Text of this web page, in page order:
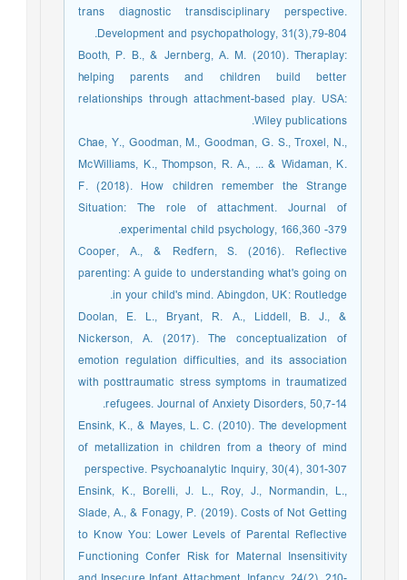
trans diagnostic transdisciplinary perspective.
Development and psychopathology, 31(3),79-804.
Booth, P. B., & Jernberg, A. M. (2010). Theraplay:
helping parents and children build better
relationships through attachment-based play. USA:
Wiley publications.
Chae, Y., Goodman, M., Goodman, G. S., Troxel, N.,
McWilliams, K., Thompson, R. A., ... & Widaman, K.
F. (2018). How children remember the Strange
Situation: The role of attachment. Journal of
experimental child psychology, 166,360 -379.
Cooper, A., & Redfern, S. (2016). Reflective
parenting: A guide to understanding what's going on
in your child's mind. Abingdon, UK: Routledge.
Doolan, E. L., Bryant, R. A., Liddell, B. J., &
Nickerson, A. (2017). The conceptualization of
emotion regulation difficulties, and its association
with posttraumatic stress symptoms in traumatized
refugees. Journal of Anxiety Disorders, 50,7-14.
Ensink, K., & Mayes, L. C. (2010). The development
of metallization in children from a theory of mind
perspective. Psychoanalytic Inquiry, 30(4), 301-307
Ensink, K., Borelli, J. L., Roy, J., Normandin, L.,
Slade, A., & Fonagy, P. (2019). Costs of Not Getting
to Know You: Lower Levels of Parental Reflective
Functioning Confer Risk for Maternal Insensitivity